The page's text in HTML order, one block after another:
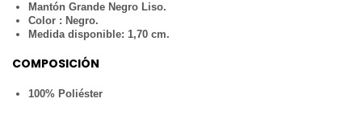
Mantón Grande Negro Liso.
Color : Negro.
Medida disponible: 1,70 cm.
COMPOSICIÓN
100% Poliéster